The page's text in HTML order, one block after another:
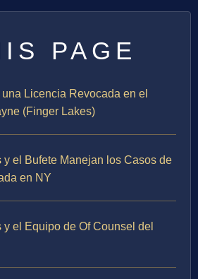
PAGE
Licencia Revocada en el
(Finger Lakes)
y el Bufete Manejan los Casos de
en NY
y el Equipo de Of Counsel del